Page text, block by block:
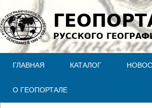
Jump to navigation
РУССКОГО
ГЛАВНАЯ КАТАЛОГ
О ГЕОПОРТАЛЕ